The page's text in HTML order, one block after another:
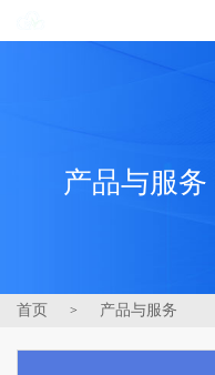
产品与服务
首页 > 产品与服务